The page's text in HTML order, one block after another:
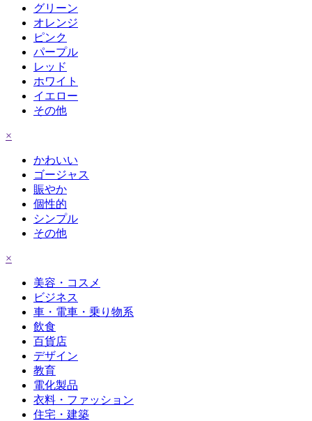
グリーン
オレンジ
ピンク
パープル
レッド
ホワイト
イエロー
その他
×
かわいい
ゴージャス
賑やか
個性的
シンプル
その他
×
美容・コスメ
ビジネス
車・電車・乗り物系
飲食
百貨店
デザイン
教育
電化製品
衣料・ファッション
住宅・建築